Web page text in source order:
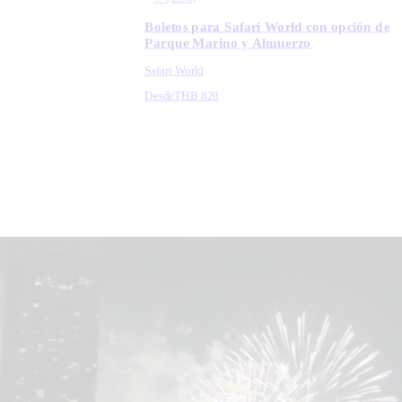
Boletos para Safari World con opción de
Parque Marino y Almuerzo
Safari World
DesdeTHB 820